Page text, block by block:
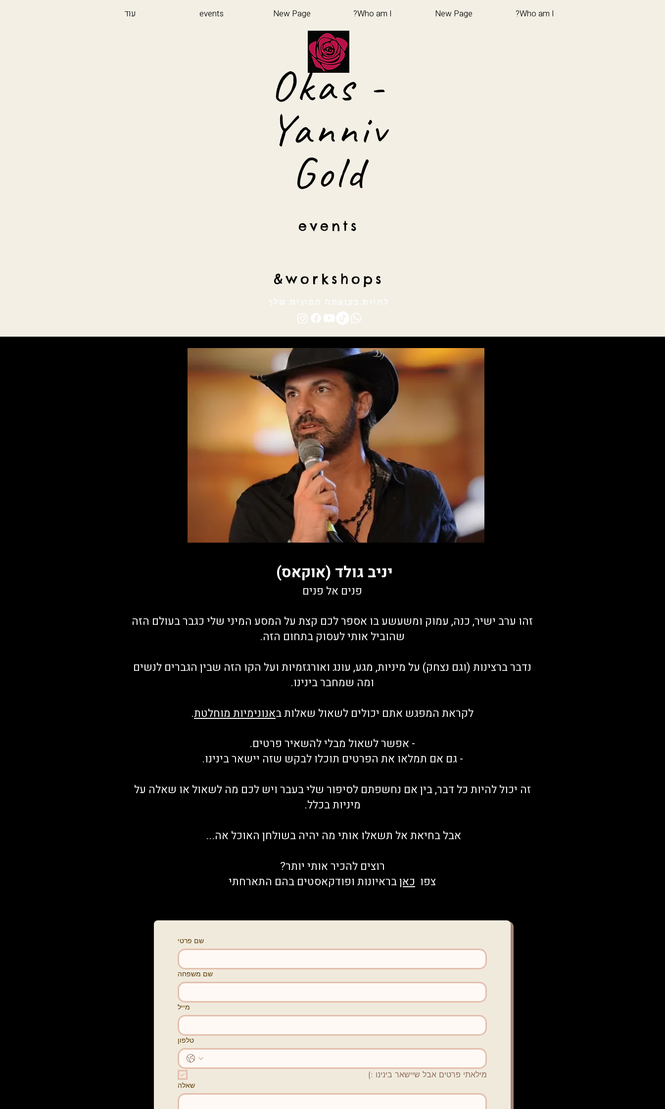
Who am I?
New Page
Who am I?
New Page
events עוד
Okas -
Yanniv
Gold
events
&workshops
יניב גולד (אוקאס)
פנים אל פנים
זהו ערב ישיר, כנה, עמוק ומשעשע בו אספר לכם קצת על המסע המיני שלי כגבר בעולם הזה
שהוביל אותי לעסוק בתחום הזה.
נדבר ברצינות (וגם נצחק) על מיניות, מגע, עונג ואורגזמיות ועל הקו הזה שבין הגברים לנשים
ומה שמחבר בינינו.
לקראת המפגש אתם יכולים לשאול שאלות באנונימיות מוחלטת.
- אפשר לשאול מבלי להשאיר פרטים.
- גם אם תמלאו את הפרטים תוכלו לבקש שזה יישאר בינינו.
זה יכול להיות כל דבר, בין אם נחשפתם לסיפור שלי בעבר ויש לכם מה לשאול או שאלה על
מיניות בכלל.
אבל בחיאת אל תשאלו אותי מה יהיה בשולחן האוכל אה...
רוצים להכיר אותי יותר?
צפו כאןבראיונות ופודקאסטים בהם התארחתי
שם פרטי
שם משפחה
מייל
טלפון
מילאתי פרטים אבל שיישאר בינינו :)
שאלה